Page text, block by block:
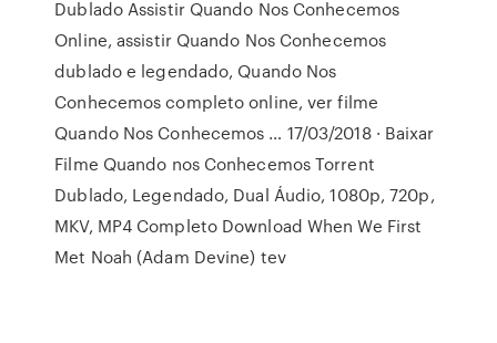
Dublado Assistir Quando Nos Conhecemos
Online, assistir Quando Nos Conhecemos
dublado e legendado, Quando Nos
Conhecemos completo online, ver filme
Quando Nos Conhecemos … 17/03/2018 · Baixar
Filme Quando nos Conhecemos Torrent
Dublado, Legendado, Dual Áudio, 1080p, 720p,
MKV, MP4 Completo Download When We First
Met Noah (Adam Devine) tev